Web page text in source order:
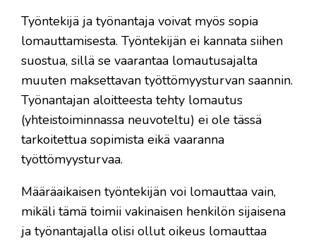
Työntekijä ja työnantaja voivat myös sopia
lomauttamisesta. Työntekijän ei kannata siihen
suostua, sillä se vaarantaa lomautusajalta
muuten maksettavan työttömyysturvan saannin.
Työnantajan aloitteesta tehty lomautus
(yhteistoiminnassa neuvoteltu) ei ole tässä
tarkoitettua sopimista eikä vaaranna
työttömyysturvaa.
Määräaikaisen työntekijän voi lomauttaa vain,
mikäli tämä toimii vakinaisen henkilön sijaisena
ja työnantajalla olisi ollut oikeus lomauttaa